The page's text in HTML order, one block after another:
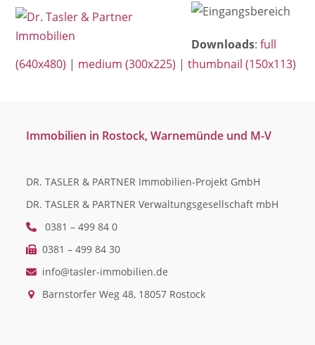
SkipOpen
mobile
menu
Close
mobile
menu
Downloads:full
(640x480) | medium (300x225) |thumbnail (150x113)
Immobilien in Rostock, Warnemünde und M-V
DR. TASLER & PARTNER Immobilien-Projekt GmbH
DR. TASLER & PARTNER Verwaltungsgesellschaft mbH
0381 – 499 84 0
0381 – 499 84 30
info@tasler-immobilien.de
Barnstorfer Weg 48, 18057 Rostock